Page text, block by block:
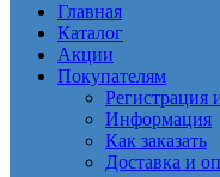
Главная
Каталог
Акции
Покупателям
Регистрация
Информация
Как заказать
Доставка и